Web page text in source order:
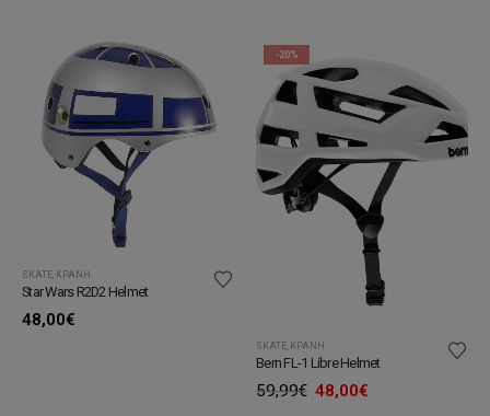
SKATE, ΚΡΆΝΗ
Star Wars R2D2 Helmet
48,00€
-20%
SKATE, ΚΡΆΝΗ
Bern FL-1 Libre Helmet
59,99€ Original
48,00€Η